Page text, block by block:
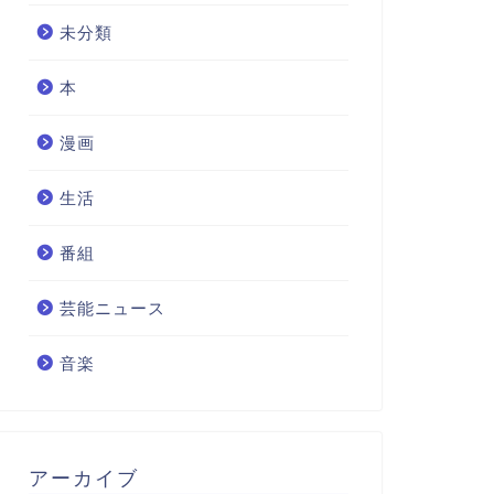
未分類
本
漫画
生活
番組
芸能ニュース
音楽
アーカイブ